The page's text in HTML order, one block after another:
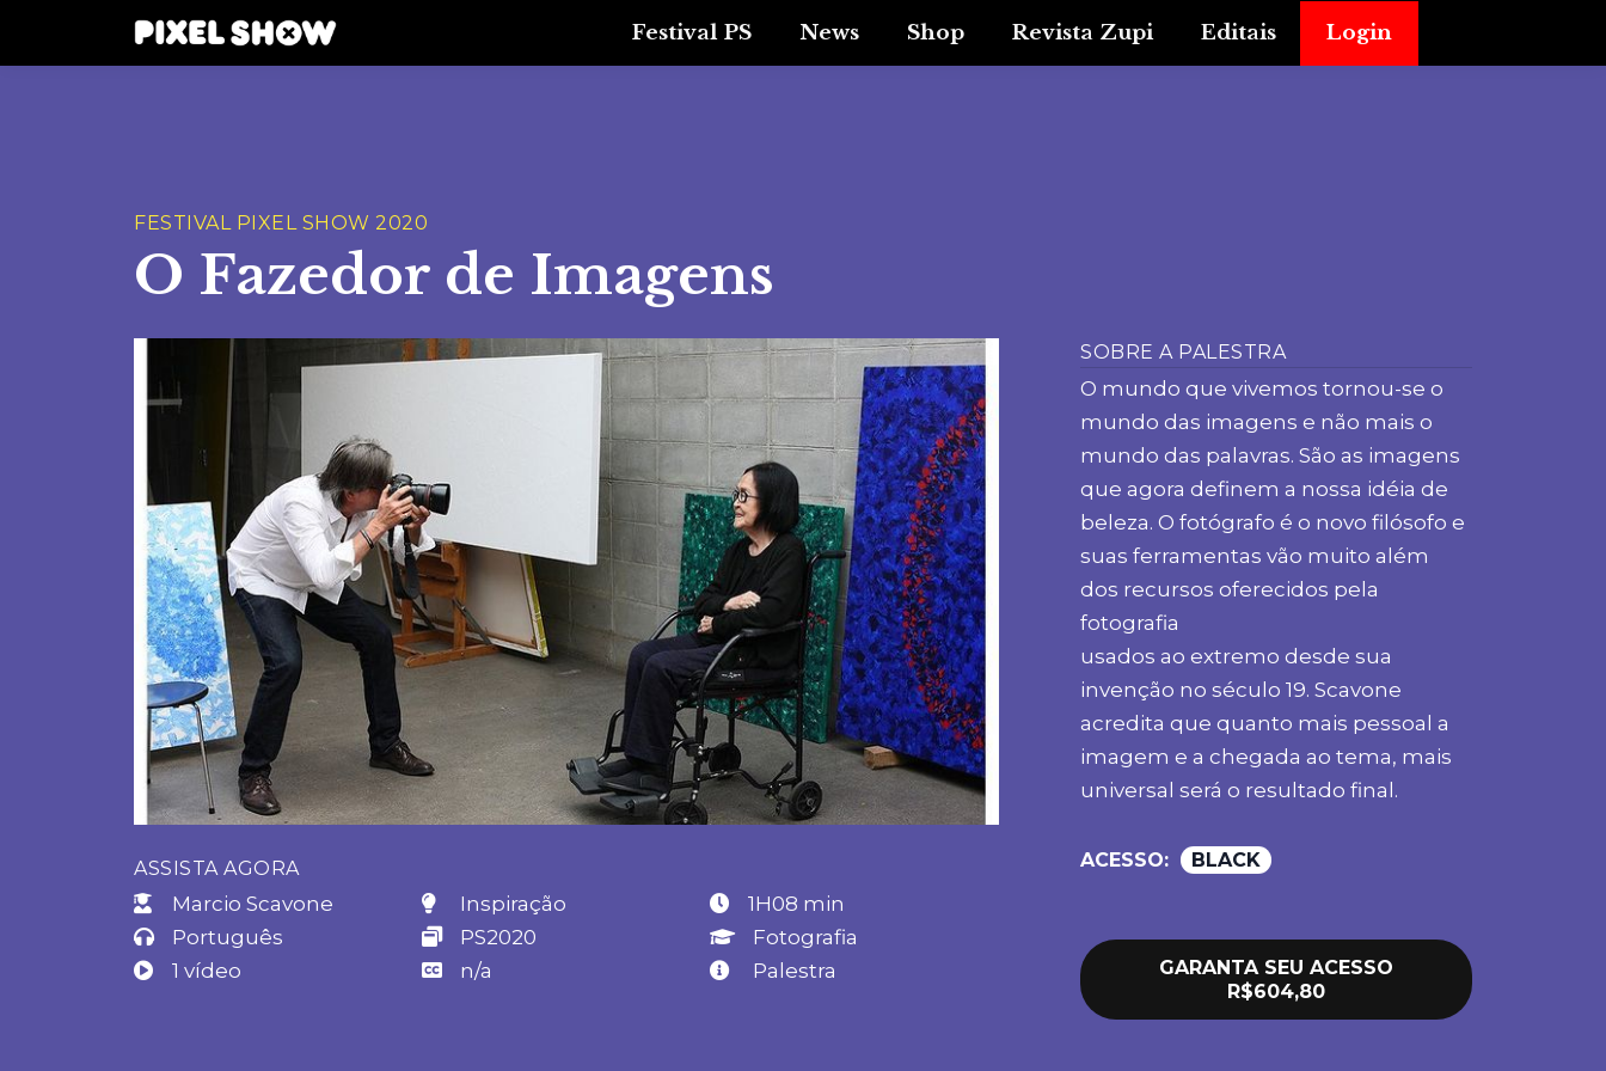
Festival PS News Shop Revista Zupi Editais Login
FESTIVAL PIXEL SHOW 2020
O Fazedor de Imagens
ASSISTA AGORA
Marcio Scavone Inspiração
1H08 min
Português
PS2020
Fotografia
1 vídeo
n/a Palestra
SOBRE A PALESTRA
O mundo que vivemos tornou-se o
mundo das imagens e não mais o
mundo das palavras. São as imagens
que agora definem a nossa idéia de
beleza. O fotógrafo é o novo filósofo e
suas ferramentas vão muito além
dos recursos oferecidos pela
fotografia
usados ao extremo desde sua
invenção no século 19. Scavone
acredita que quanto mais pessoal a
imagem e a chegada ao tema, mais
universal será o resultado final.
ACESSO: BLACK
GARANTA SEU ACESSO
R$604,80